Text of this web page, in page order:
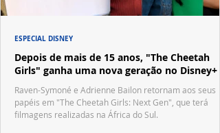
Depois de mais de 15 anos, "The Cheetah
Girls" ganha uma nova geração no Disney+
Raven-Symoné e Adrienne Bailon retornam aos seus
papéis em "The Cheetah Girls: Next Gen", que terá
filmagens realizadas na África do Sul.
ESPECIAL DISNEY